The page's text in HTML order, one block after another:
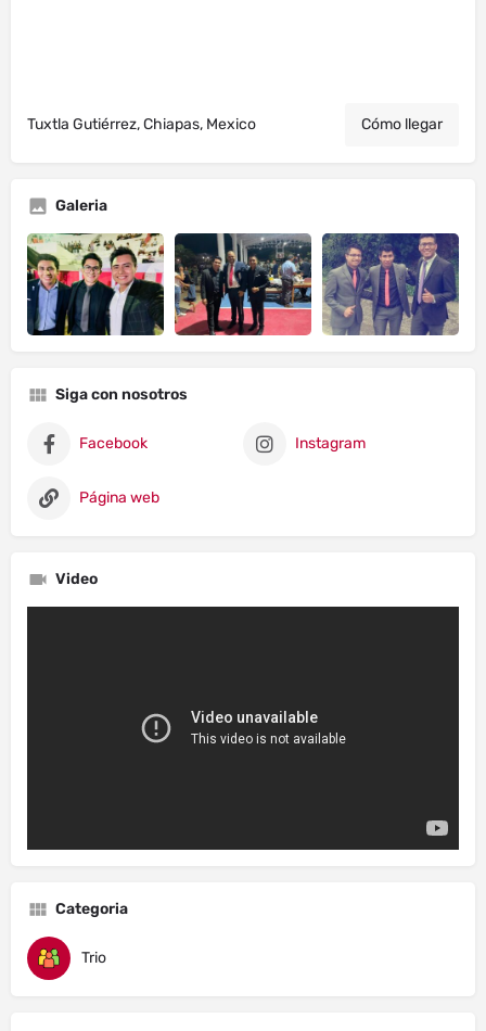
Tuxtla Gutiérrez, Chiapas, Mexico Cómo llegar
Galeria
Siga con nosotros
Facebook Instagram
Página web
Video
Categoria
Trio